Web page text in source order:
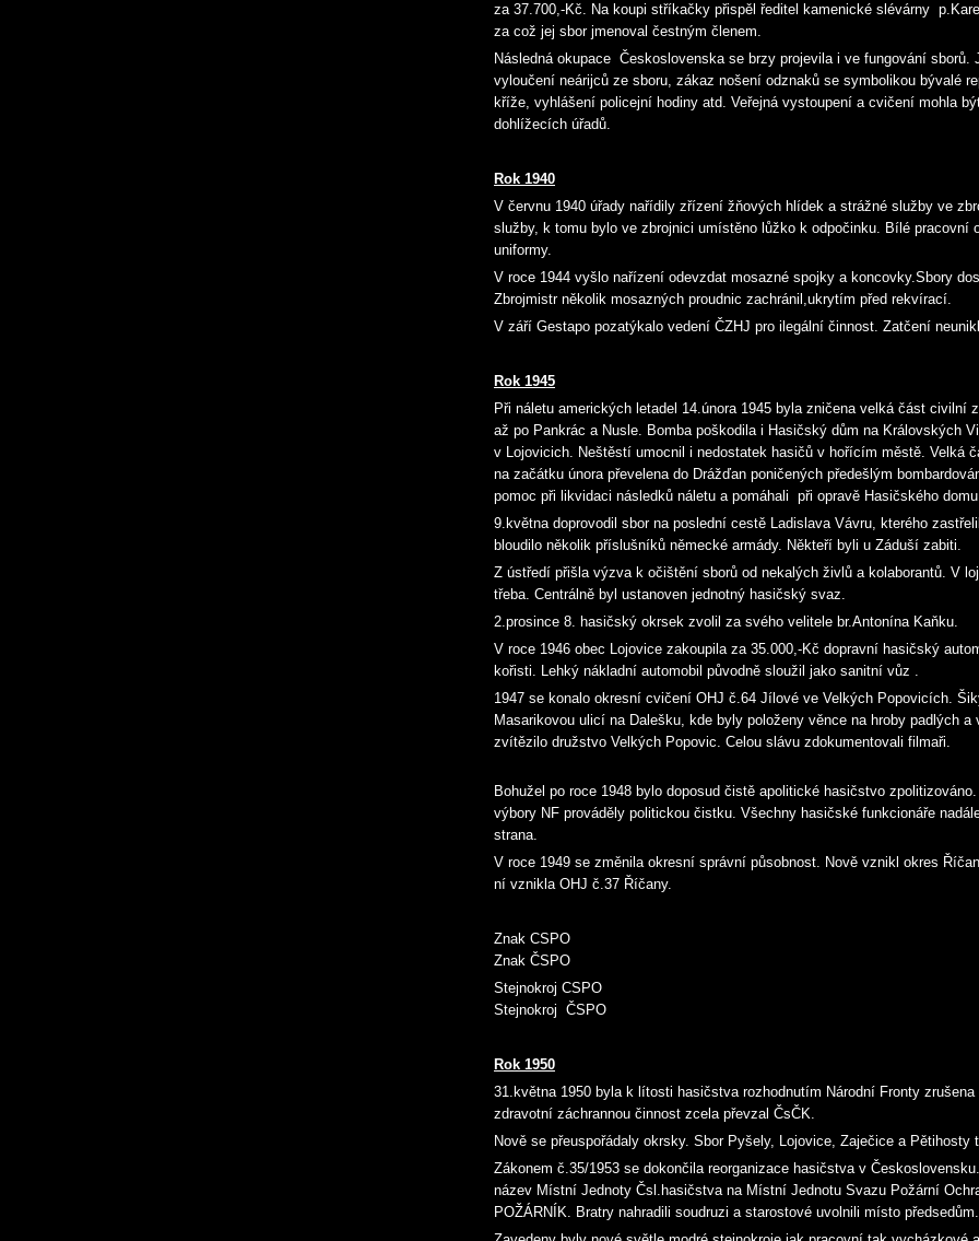
za 37.700,-Kč. Na koupi stříkačky přispěl ředitel kamenické slévárny
za což jej sbor jmenoval čestným členem.
Následná okupace Československa se brzy projevila i ve fungování
vyloučení neárijců ze sboru, zákaz nošení odznaků se symbolikou bývalé
kříže, vyhlášení policejní hodiny atd. Veřejná vystoupení a cvičení mohla
dohlížecích úřadů.
Rok 1940
V červnu 1940 úřady nařídily zřízení žňových hlídek a strážné služby ve
služby, k tomu bylo ve zbrojnici umístěno lůžko k odpočinku. Bílé pracovní
uniformy.
V roce 1944 vyšlo nařízení odevzdat mosazné spojky a koncovky.Sbory
Zbrojmistr několik mosazných proudnic zachránil,ukrytím před rekvírací.
V září Gestapo pozatýkalo vedení ČZHJ pro ilegální činnost. Zatčení
Rok 1945
Při náletu amerických letadel 14.února 1945 byla zničena velká část civilní
až po Pankrác a Nusle. Bomba poškodila i Hasičský dům na Královských
v Lojovicich. Neštěstí umocnil i nedostatek hasičů v hořícím městě. Velká
na začátku února převelena do Drážďan poničených předešlým
pomoc při likvidaci následků náletu a pomáhali při opravě Hasičského
9.května doprovodil sbor na poslední cestě Ladislava Vávru, kterého
bloudilo několik příslušníků německé armády. Někteří byli u Záduší zabiti.
Z ústředí přišla výzva k očištění sborů od nekalých živlů a kolaborantů. V
třeba. Centrálně byl ustanoven jednotný hasičský svaz.
2.prosince 8. hasičský okrsek zvolil za svého velitele br.Antonína Kaňku.
V roce 1946 obec Lojovice zakoupila za 35.000,-Kč dopravní hasičský
kořisti. Lehký nákladní automobil původně sloužil jako sanitní vůz .
1947 se konalo okresní cvičení OHJ č.64 Jílové ve Velkých Popovicích.
Masarikovou ulicí na Dalešku, kde byly položeny věnce na hroby padlých
zvítězilo družstvo Velkých Popovic. Celou slávu zdokumentovali filmaři.
Bohužel po roce 1948 bylo doposud čistě apolitické hasičstvo
výbory NF prováděly politickou čistku. Všechny hasičské funkcionáře
strana.
V roce 1949 se změnila okresní správní působnost. Nově vznikl okres
ní vznikla OHJ č.37 Říčany.
Znak CSPO
Znak ČSPO
Stejnokroj CSPO
Stejnokroj ČSPO
Rok 1950
31.května 1950 byla k lítosti hasičstva rozhodnutím Národní Fronty
zdravotní záchrannou činnost zcela převzal ČsČK.
Nově se přeuspořádaly okrsky. Sbor Pyšely, Lojovice, Zaječice a Pětihosty
Zákonem č.35/1953 se dokončila reorganizace hasičstva v
název Místní Jednoty Čsl.hasičstva na Místní Jednotu Svazu Požární
POŽÁRNÍK. Bratry nahradili soudruzi a starostové uvolnili místo předsedům.